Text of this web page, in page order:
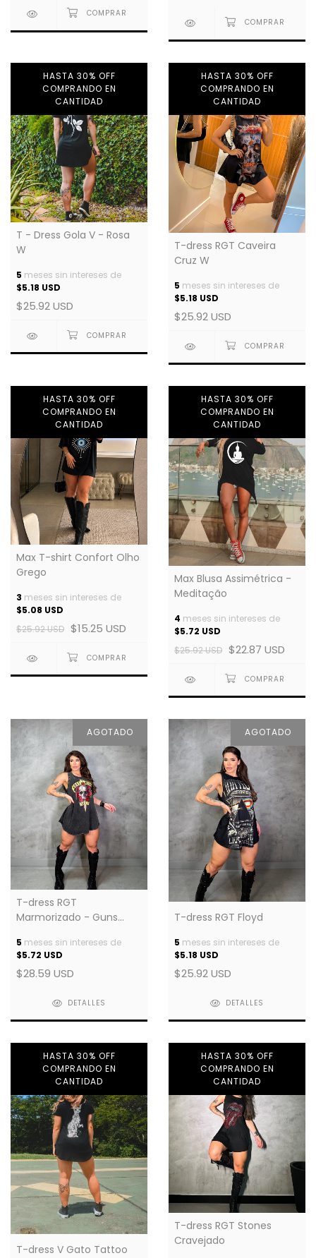
HASTA 30% OFF
COMPRANDO EN
CANTIDAD
T - Dress Gola V - Rosa
W
5 meses sin intereses de
$5.18 USD
$25.92 USD
HASTA 30% OFF
COMPRANDO EN
CANTIDAD
T-dress RGT Caveira
Cruz W
5 meses sin intereses de
$5.18 USD
$25.92 USD
HASTA 30% OFF
COMPRANDO EN
CANTIDAD
Max T-shirt Confort Olho
Grego
3 meses sin intereses de
$5.08 USD
$25.92 USD $15.25 USD
HASTA 30% OFF
COMPRANDO EN
CANTIDAD
Max Blusa Assimétrica -
Meditação
4 meses sin intereses de
$5.72 USD
$25.92 USD $22.87 USD
AGOTADO
T-dress RGT
Marmorizado - Guns
5 meses sin intereses de
$5.72 USD
$28.59 USD
DETALLES
AGOTADO
T-dress RGT Floyd
5 meses sin intereses de
$5.18 USD
$25.92 USD
DETALLES
HASTA 30% OFF
COMPRANDO EN
CANTIDAD
T-dress V Gato Tattoo
HASTA 30% OFF
COMPRANDO EN
CANTIDAD
T-dress RGT Stones
Cravejado